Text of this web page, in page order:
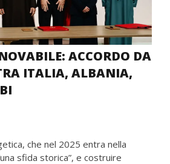
ACCORDO DA
ITALIA, ALBANIA,
che nel 2025 entra nella
sfida storica”, e costruire